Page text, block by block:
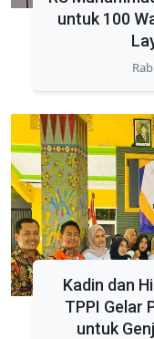
untuk 100
Kadin dan
TPPI Gelar
untuk